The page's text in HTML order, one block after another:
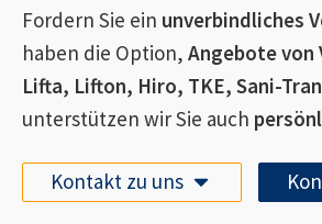
Fordern Sie ein unverbindliches
haben die Option, Angebote von
Lifta, Lifton, Hiro, TKE, Sani-
unterstützen wir Sie auch
Kontakt zu uns